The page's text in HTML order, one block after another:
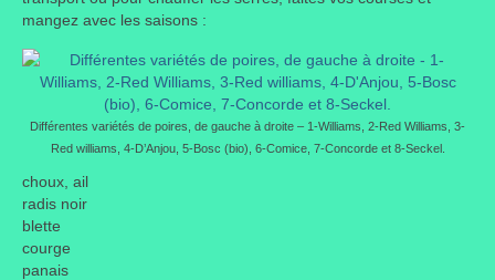
Vannerie
Autres
Bibliothèque
mangez avec les saisons :
Différentes variétés de poires, de gauche à droite – 1-Williams, 2-Red Williams, 3-
Red williams, 4-D’Anjou, 5-Bosc (bio), 6-Comice, 7-Concorde et 8-Seckel.
choux, ail
radis noir
blette
courge
panais